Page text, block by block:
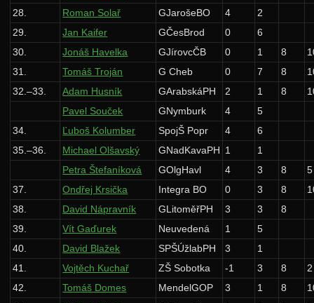
28.
Roman Solař GJarošeBO 4
2
29.
Jan Kaifer GČesBrod 0
6
30.
Jonáš Havelka GJírovcČB 0 1 8
31.
Tomáš Troján G Cheb 0 7 8
32.–33.
Adam Husník GArabskáPH 2 1 8
Pavel Souček
GNymburk 4
5
34.
Ľuboš Kolumber SpojŠ Popr 4
6
35.–36.
Michael Olšavský GNadKavaPH 1
1
Petra Štefaníková
GOlgHavl 4 3 8
5
37.
Ondřej Krsička Integra BO 0 3 8
38.
David Nápravník GLitoměřPH 3 3
8
39.
Vít Gaďurek Neuvedená 1
5
40.
David Blažek SPŠÚžlabPH 3
1
41.
Vojtěch Kuchař ZŠ Sobotka -1 3 8
2
42.
Tomáš Domes MendelGOP 3 1 8
27. ročník: 14/15
26. ročník: 13/14